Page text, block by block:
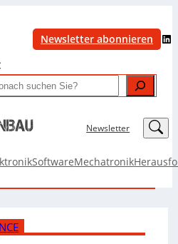
Newsletter abonnieren LinkedIn
Newsletter LinkedIn
SoftwareMechatronik